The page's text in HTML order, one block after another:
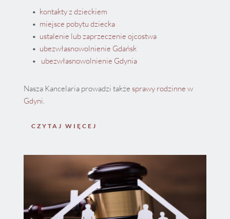
kontakty z dzieckiem
miejsce pobytu dziecka
ustalenie lub zaprzeczenie ojcostwa
ubezwłasnowolnienie Gdańsk
ubezwłasnowolnienie Gdynia
Nasza Kancelaria prowadzi także sprawy rodzinne w
Gdyni.
CZYTAJ WIĘCEJ